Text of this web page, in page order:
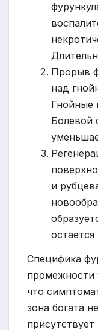
Прорыв
над
Гнойные
Болевой
и
Специфика
промежности
что
зона богата